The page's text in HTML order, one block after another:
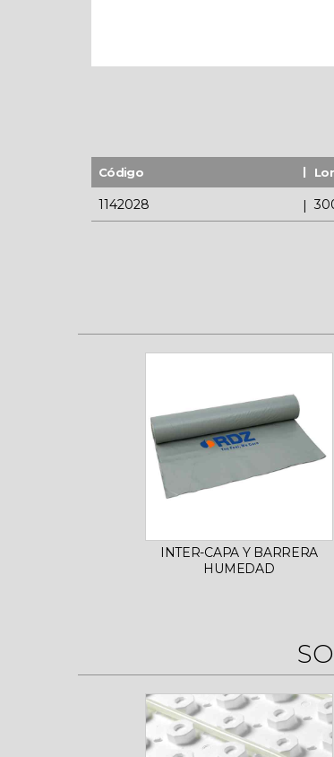
Código
1142028
INTER-CAPA Y BARRERA
HUMEDAD